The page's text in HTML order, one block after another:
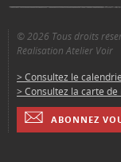
© 2026 Tous droits
Réalisation Atelier Voir
> Consultez le
> Consultez la carte
ABONNEZ